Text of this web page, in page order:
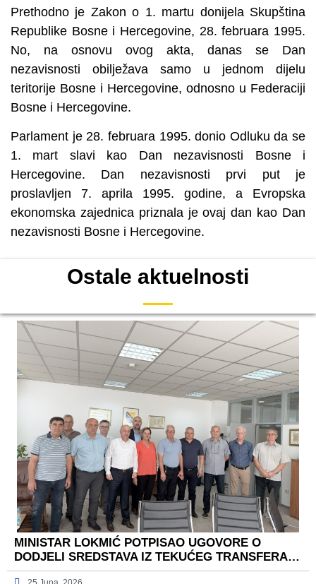
Prethodno je Zakon o 1. martu donijela Skupština
Republike Bosne i Hercegovine, 28. februara 1995.
No, na osnovu ovog akta, danas se Dan
nezavisnosti obilježava samo u jednom dijelu
teritorije Bosne i Hercegovine, odnosno u Federaciji
Bosne i Hercegovine.
Parlament je 28. februara 1995. donio Odluku da se
1. mart slavi kao Dan nezavisnosti Bosne i
Hercegovine. Dan nezavisnosti prvi put je
proslavljen 7. aprila 1995. godine, a Evropska
ekonomska zajednica priznala je ovaj dan kao Dan
nezavisnosti Bosne i Hercegovine.
Ostale aktuelnosti
MINISTAR LOKMIĆ POTPISAO UGOVORE O
DODJELI SREDSTAVA IZ TEKUĆEG TRANSFERA…